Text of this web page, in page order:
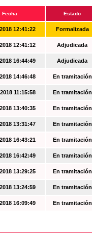
Fecha Estado
12:41:22 Formalizada
12:41:12 Adjudicada
16:44:49 Adjudicada
14:46:48 En tramitación
11:15:58 En tramitación
13:40:35 En tramitación
13:31:47 En tramitación
16:43:21 En tramitación
16:42:49 En tramitación
13:29:25 En tramitación
13:24:59 En tramitación
16:09:49 En tramitación